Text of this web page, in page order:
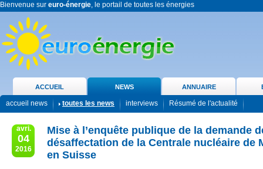
Bienvenue sur euro-énergie, le portail de toutes les énergies
ACCUEIL NEWS ANNUAIRE
accueil news toutes les news interviews Résumé de l'actualité
avri.
04
2016
Mise à l’enquête publique de la demande
désaffectation de la Centrale nucléaire de
en Suisse